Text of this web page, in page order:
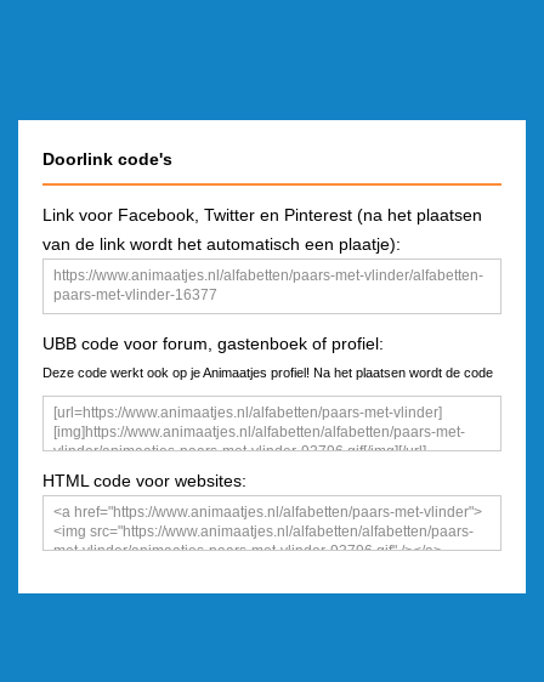
Doorlink code's
Link voor Facebook, Twitter en Pinterest (na het plaatsen
van de link wordt het automatisch een plaatje):
UBB code voor forum, gastenboek of profiel:
Deze code werkt ook op je Animaatjes profiel! Na het plaatsen wordt de code
een plaatje
HTML code voor websites: